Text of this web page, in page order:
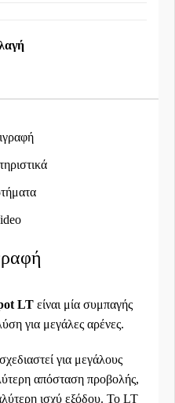
LTείναι μία συμπαγής
για μεγάλες αρένες.
για μεγάλους
απόσταση προβολής,
ισχύ εξόδου. Το LT